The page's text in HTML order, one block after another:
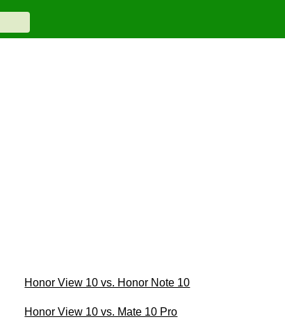
Honor View 10 vs. Honor Note 10
Honor View 10 vs. Mate 10 Pro